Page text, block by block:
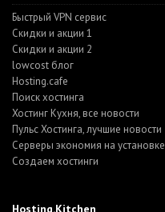
Быстрый VPN сервис
Скидки и акции 1
Скидки и акции 2
lowcost блог
Hosting.cafe
Поиск хостинга
Хостинг Кухня, все новости
Пульс Хостинга, лучшие новости
Серверы экономия на установке
Создаем хостинги
Hosting.Kitchen